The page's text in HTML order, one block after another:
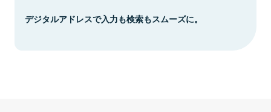
デジタルアドレスで入力も検索もスムーズに。